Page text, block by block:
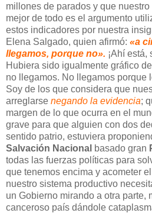
millones de parados y que
mejor de todo es el argumento
estos indicadores por nuestra
Elena Salgado, quien afirmó: «a
llegamos, porque no». ¡Ahí está,
Hubiera sido igualmente gráfico
no llegamos. No llegamos porque
Soy de los que considera que
arreglarse negando la evidencia;
margen de lo que ocurra en el
grave para que alguien con dos
sentido patrio, estuviera
Salvación Nacional basado gran
todas las fuerzas políticas para
que tenemos encima y acometer
nuestro sistema productivo
un Gobierno mirando a otra parte,
canceroso país dándole